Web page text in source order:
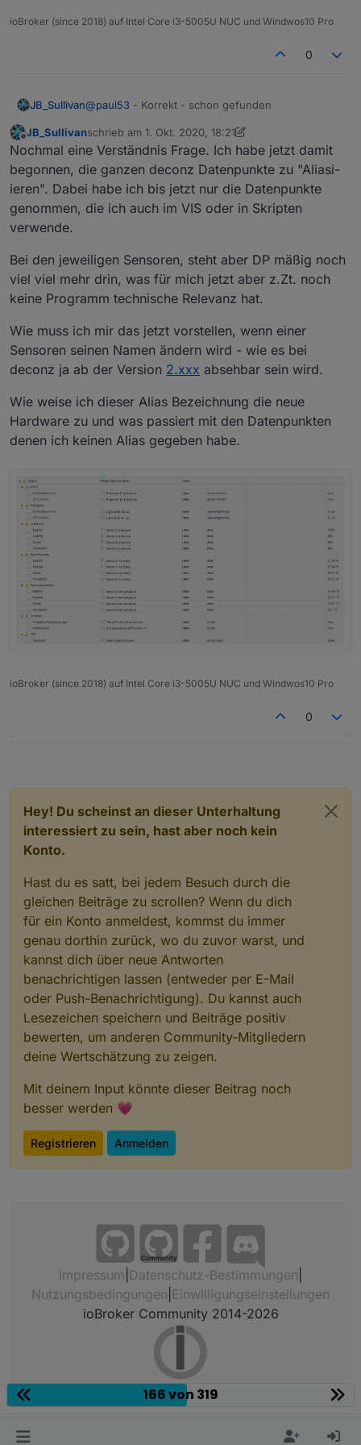
ioBroker (since 2018) auf Intel Core i3-5005U NUC und Windwos10 Pro
0
JB_Sullivan@paul53 - Korrekt - schon gefunden
Offline
JB_Sullivanschrieb am 1. Okt. 2020, 18:21
zuletzt editiert von JB_Sullivan10. Jan. 2020, 20:22
Nochmal eine Verständnis Frage. Ich habe jetzt damit
begonnen, die ganzen deconz Datenpunkte zu "Aliasi-
ieren". Dabei habe ich bis jetzt nur die Datenpunkte
genommen, die ich auch im VIS oder in Skripten
verwende.
Bei den jeweiligen Sensoren, steht aber DP mäßig noch
viel viel mehr drin, was für mich jetzt aber z.Zt. noch
keine Programm technische Relevanz hat.
Wie muss ich mir das jetzt vorstellen, wenn einer
Sensoren seinen Namen ändern wird - wie es bei
deconz ja ab der Version 2.xxx absehbar sein wird.
Wie weise ich dieser Alias Bezeichnung die neue
Hardware zu und was passiert mit den Datenpunkten
denen ich keinen Alias gegeben habe.
ioBroker (since 2018) auf Intel Core i3-5005U NUC und Windwos10 Pro
0
Hey! Du scheinst an dieser Unterhaltung
interessiert zu sein, hast aber noch kein
Konto.
Hast du es satt, bei jedem Besuch durch die
gleichen Beiträge zu scrollen? Wenn du dich
für ein Konto anmeldest, kommst du immer
genau dorthin zurück, wo du zuvor warst, und
kannst dich über neue Antworten
benachrichtigen lassen (entweder per E-Mail
oder Push-Benachrichtigung). Du kannst auch
Lesezeichen speichern und Beiträge positiv
bewerten, um anderen Community-Mitgliedern
deine Wertschätzung zu zeigen.
Mit deinem Input könnte dieser Beitrag noch
besser werden 💗
Registrieren Anmelden
Community
Impressum Datenschutz-Bestimmungen
Nutzungsbedingungen Einwilligungseinstellungen
ioBroker Community 2014-2026
166 von 319